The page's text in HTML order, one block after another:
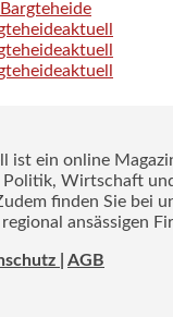
ist ein online
Politik, Wirtschaft
finden Sie bei
ansässigen
| AGB